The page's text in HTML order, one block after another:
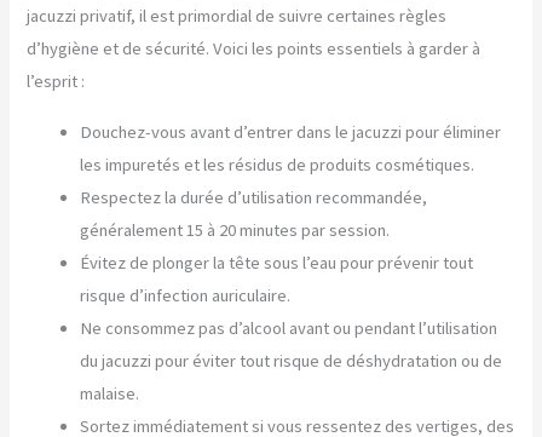
jacuzzi privatif, il est primordial de suivre certaines règles
d’hygiène et de sécurité. Voici les points essentiels à garder à
l’esprit :
Douchez-vous avant d’entrer dans le jacuzzi pour éliminer
les impuretés et les résidus de produits cosmétiques.
Respectez la durée d’utilisation recommandée,
généralement 15 à 20 minutes par session.
Évitez de plonger la tête sous l’eau pour prévenir tout
risque d’infection auriculaire.
Ne consommez pas d’alcool avant ou pendant l’utilisation
du jacuzzi pour éviter tout risque de déshydratation ou de
malaise.
Sortez immédiatement si vous ressentez des vertiges, des